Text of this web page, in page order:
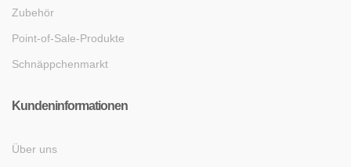
Zubehör
Point-of-Sale-Produkte
Schnäppchenmarkt
Kundeninformationen
Über uns